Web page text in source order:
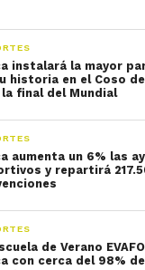
instalará la mayor
historia en el Coso
final del Mundial
aumenta un 6% las
y repartirá
de Verano
con cerca del 98%